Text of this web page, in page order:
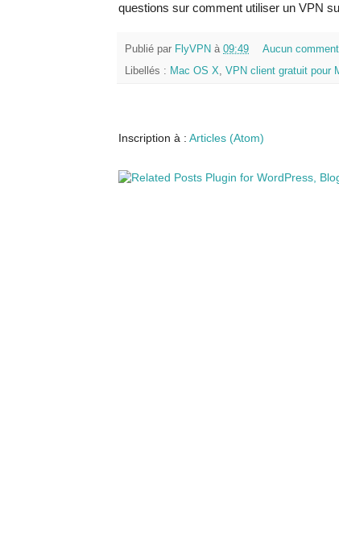
questions sur comment utiliser un VPN
Publié par FlyVPN à 09:49
Aucun
Libellés : Mac OS X VPN client gratuit pour
Inscription à : Articles (Atom)